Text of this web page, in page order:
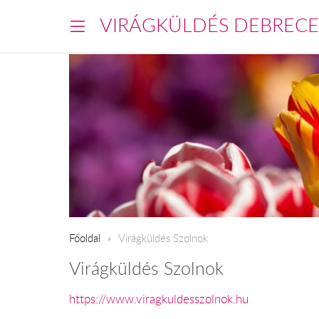
VIRÁGKÜLDÉS
Főoldal Virágküldés Szolnok
Virágküldés Szolnok
https://www.viragkuldesszolnok.hu